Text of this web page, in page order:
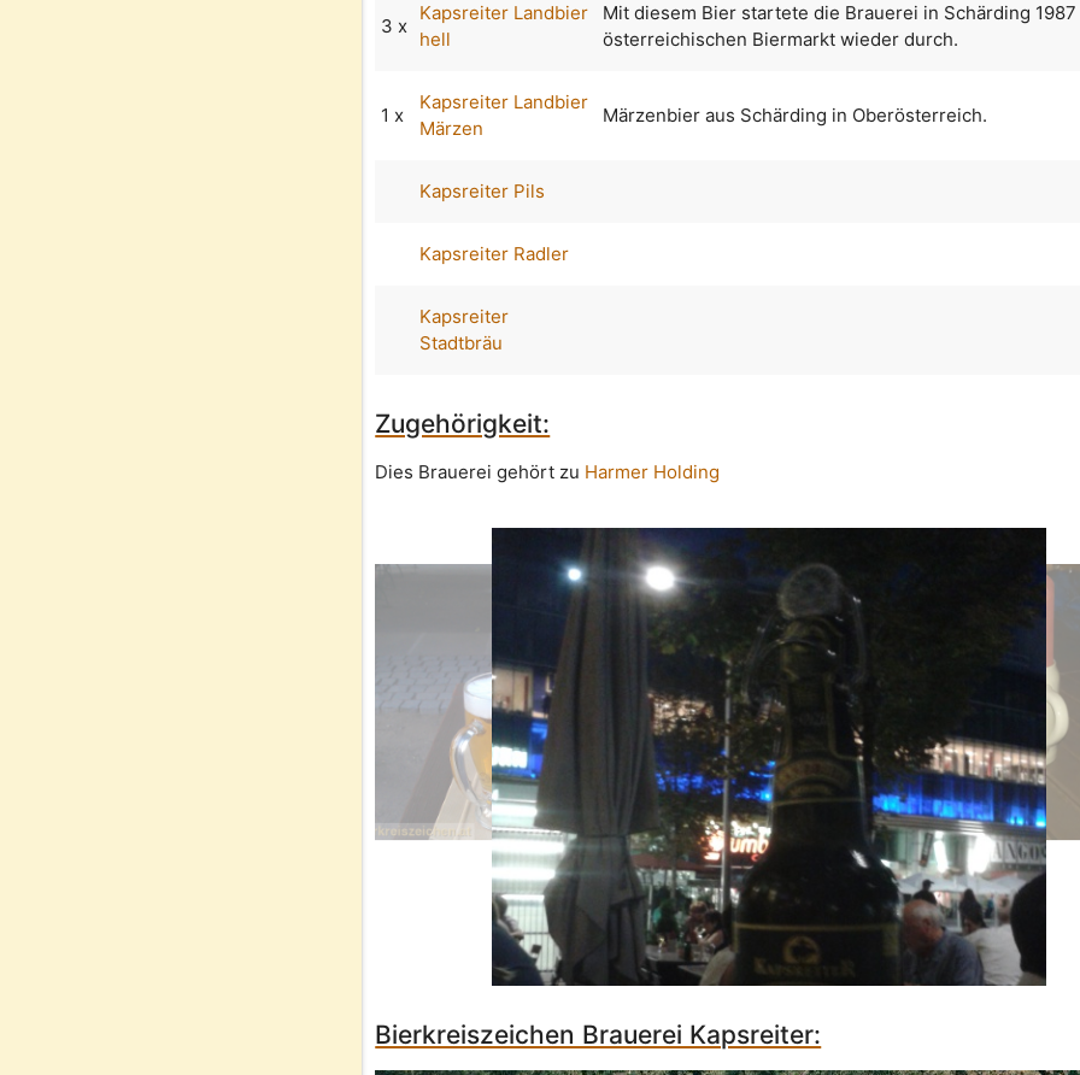
3 x
Kapsreiter Landbier
hell
Mit diesem Bier startete die Brauerei in Schärding 1987
österreichischen Biermarkt wieder durch.
1 x
Kapsreiter Landbier
Märzen
Märzenbier aus Schärding in Oberösterreich.
Kapsreiter Pils
Kapsreiter Radler
Kapsreiter
Stadtbräu
Zugehörigkeit:
Dies Brauerei gehört zu Harmer Holding
Bierkreiszeichen Brauerei Kapsreiter: